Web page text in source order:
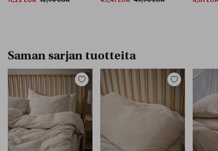
Saman sarjan tuotteita
Lisää
suosikkeihin
Lisää
suosikkeihin